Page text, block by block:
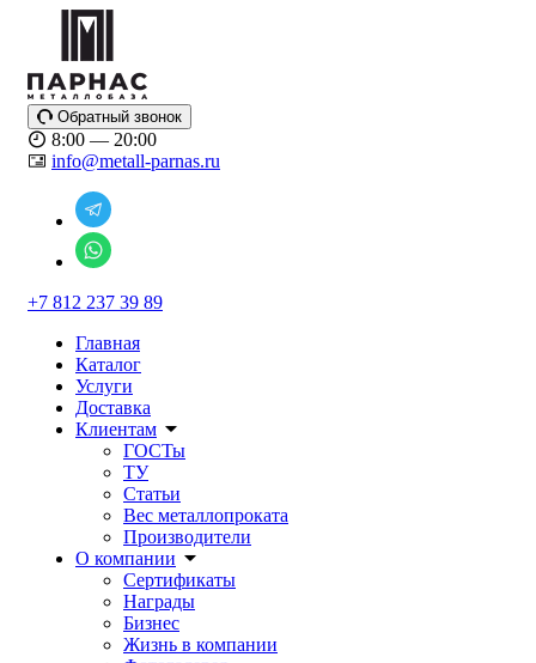
Обратный звонок
8:00 — 20:00
info@metall-parnas.ru
+7 812 237 39 89
Главная
Каталог
Услуги
Доставка
Клиентам
ГОСТы
ТУ
Статьи
Вес металлопроката
Производители
О компании
Сертификаты
Награды
Бизнес
Жизнь в компании